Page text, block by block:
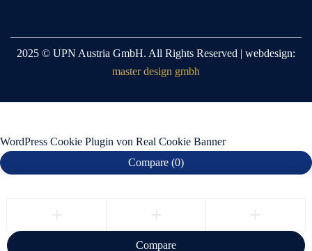
2025 © UPN Austria GmbH. All Rights Reserved | webdesign:
master design gmbh
WordPress Cookie Plugin von Real Cookie Banner
Compare (0)
Compare